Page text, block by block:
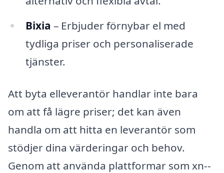
Bixia – Erbjuder förnybar el med
tydliga priser och personaliserade
tjänster.
Att byta elleverantör handlar inte bara
om att få lägre priser; det kan även
handla om att hitta en leverantör som
stödjer dina värderingar och behov.
Genom att använda plattformar som xn--